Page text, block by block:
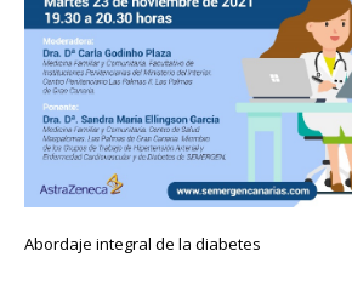
Abordaje integral de la diabetes